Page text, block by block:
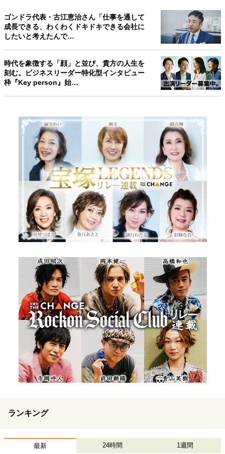
ゴンドラ代表・古江恵治さん「仕事を通して
成長できる、わくわくドキドキできる会社に
したいと考えたんで…
時代を象徴する「顔」と並び、貴方の人生を
刻む。ビジネスリーダー特化型インタビュー
枠『Key person』始…
ランキング
最新 24時間 1週間